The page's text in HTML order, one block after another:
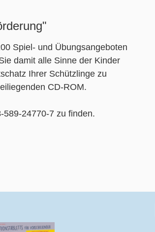
Spiel- und Übungsangeboten
damit alle Sinne der Kinder
Ihrer Schützlinge zu
CD-ROM.
589-24770-7 zu finden.